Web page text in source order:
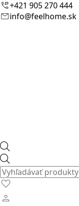
+421 905 270 444
info@feelhome.sk
search